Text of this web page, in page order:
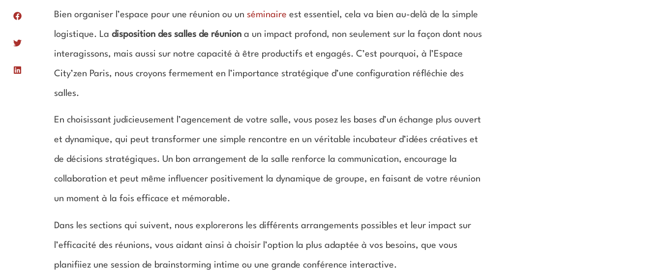
Bien organiser l’espace pour une réunion ou un séminaire est essentiel, cela va bien au-delà de la simple
logistique. La disposition des salles de réunion a un impact profond, non seulement sur la façon dont nous
interagissons, mais aussi sur notre capacité à être productifs et engagés. C’est pourquoi, à l’Espace
City’zen Paris, nous croyons fermement en l’importance stratégique d’une configuration réfléchie des
salles.
En choisissant judicieusement l’agencement de votre salle, vous posez les bases d’un échange plus ouvert
et dynamique, qui peut transformer une simple rencontre en un véritable incubateur d’idées créatives et
de décisions stratégiques. Un bon arrangement de la salle renforce la communication, encourage la
collaboration et peut même influencer positivement la dynamique de groupe, en faisant de votre réunion
un moment à la fois efficace et mémorable.
Dans les sections qui suivent, nous explorerons les différents arrangements possibles et leur impact sur
l’efficacité des réunions, vous aidant ainsi à choisir l’option la plus adaptée à vos besoins, que vous
planifiiez une session de brainstorming intime ou une grande conférence interactive.